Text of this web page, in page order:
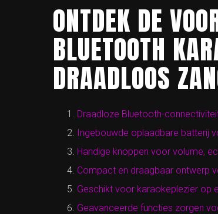
ONTDEK DE
BLUETOOTH
DRAADLOOS
Draadloze Bluetooth-
Ingebouwde oplaadbare batterij
Handige knoppen voor volume,
Compact en draagbaar ontwerp
Geschikt voor karaokeplezier op
Geavanceerde functies zorgen